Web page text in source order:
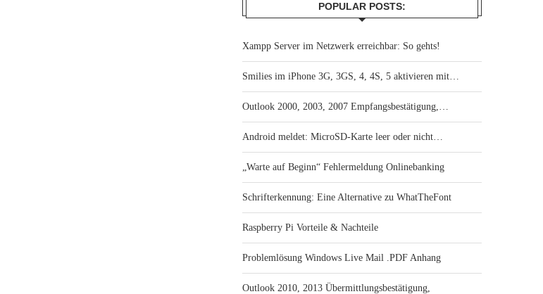
POPULAR POSTS:
Xampp Server im Netzwerk erreichbar: So gehts!
Smilies im iPhone 3G, 3GS, 4, 4S, 5 aktivieren mit…
Outlook 2000, 2003, 2007 Empfangsbestätigung,…
Android meldet: MicroSD-Karte leer oder nicht…
„Warte auf Beginn“ Fehlermeldung Onlinebanking
Schrifterkennung: Eine Alternative zu WhatTheFont
Raspberry Pi Vorteile & Nachteile
Problemlösung Windows Live Mail .PDF Anhang
Outlook 2010, 2013 Übermittlungsbestätigung,